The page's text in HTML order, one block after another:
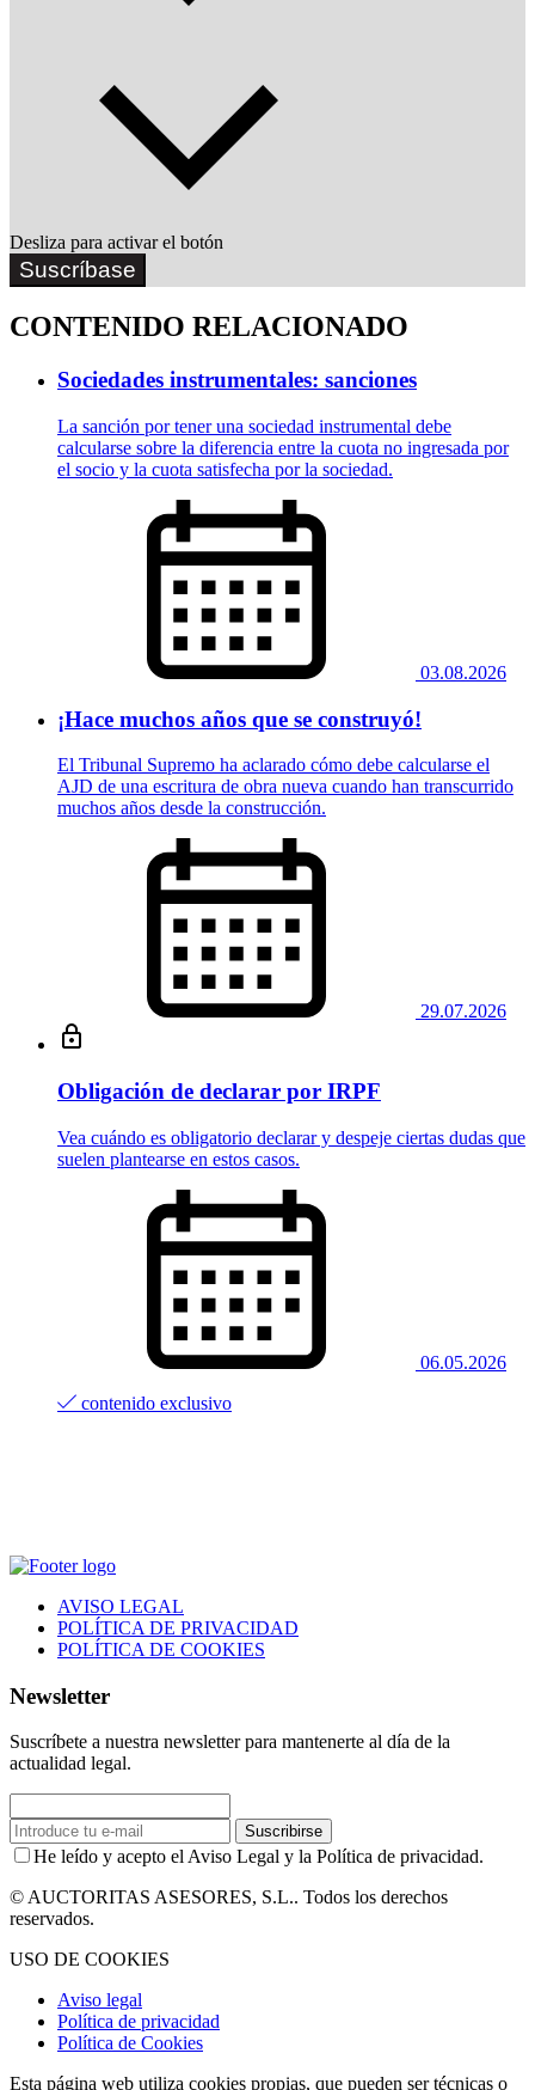
Desliza para activar el botón
Suscríbase
CONTENIDO RELACIONADO
Sociedades instrumentales: sanciones
La sanción por tener una sociedad instrumental debe
calcularse sobre la diferencia entre la cuota no ingresada por
el socio y la cuota satisfecha por la sociedad.
03.08.2026
¡Hace muchos años que se construyó!
El Tribunal Supremo ha aclarado cómo debe calcularse el
AJD de una escritura de obra nueva cuando han transcurrido
muchos años desde la construcción.
29.07.2026
Obligación de declarar por IRPF
Vea cuándo es obligatorio declarar y despeje ciertas dudas que
suelen plantearse en estos casos.
06.05.2026
contenido exclusivo
AVISO LEGAL
POLÍTICA DE PRIVACIDAD
POLÍTICA DE COOKIES
Newsletter
Suscríbete a nuestra newsletter para mantenerte al día de la
actualidad legal.
Suscribirse
He leído y acepto el Aviso Legal y la Política de privacidad.
© AUCTORITAS ASESORES, S.L.. Todos los derechos
reservados.
USO DE COOKIES
Aviso legal
Política de privacidad
Política de Cookies
Esta página web utiliza cookies propias, que pueden ser técnicas o